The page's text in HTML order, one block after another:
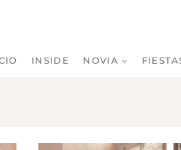
INSIDE NOVIA